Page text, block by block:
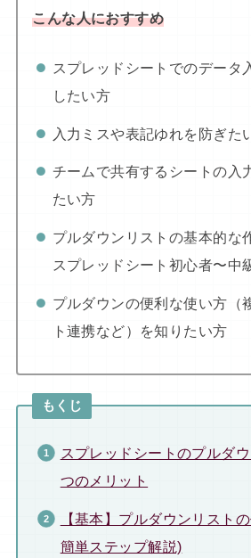
こんな人におすすめ
スプレッドシートでのデータ
したい方
入力ミスや表記ゆれを防ぎた
チームで共有するシートの入
たい方
プルダウンリストの基本的な
スプレッドシート初心者〜中
プルダウンの便利な使い方（
ト連携など）を知りたい方
もくじ
スプレッドシートのプルダ
つのメリット
【基本】プルダウンリスト
簡単ステップ解説)